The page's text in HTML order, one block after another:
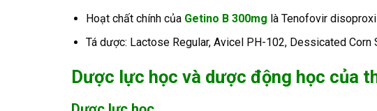
Hoạt chất chính của Getino B 300mg là Tenofovir
Tá dược: Lactose Regular, Avicel PH-102, Dessicated
Dược lực học và dược động học của